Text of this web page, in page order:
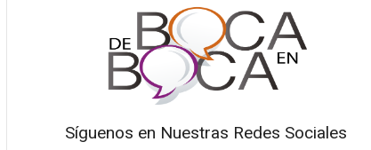
Síguenos en Nuestras Redes Sociales